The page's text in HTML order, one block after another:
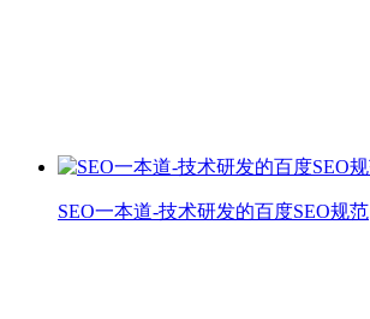
SEO一本道-技术研发的百度SEO规范